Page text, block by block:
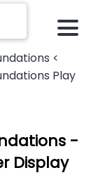
<
Play
-
Display